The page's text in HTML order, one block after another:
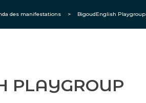
des manifestations > BigoudEnglish Playgroup
PLAYGROUP